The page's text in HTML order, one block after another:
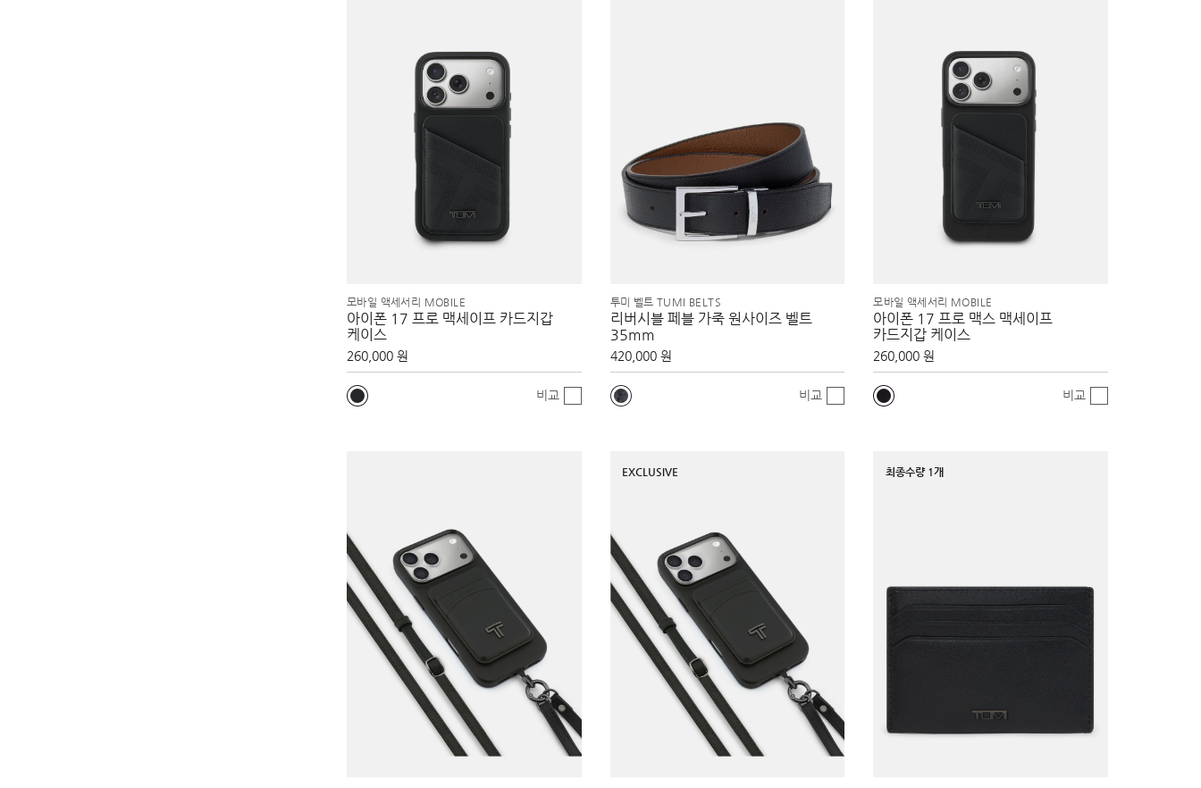
모바일 액세서리 MOBILE
아이폰 17 프로 맥세이프 카드지갑
케이스
260,000 원
비교
투미 벨트 TUMI BELTS
리버시블 페블 가죽 원사이즈 벨트
35mm
420,000 원
비교
모바일 액세서리 MOBILE
아이폰 17 프로 맥스 맥세이프
카드지갑 케이스
260,000 원
비교
EXCLUSIVE 최종수량 1개